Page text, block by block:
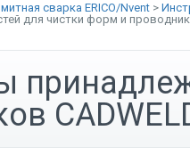
сварка ERICO/Nvent >
для чистки форм и